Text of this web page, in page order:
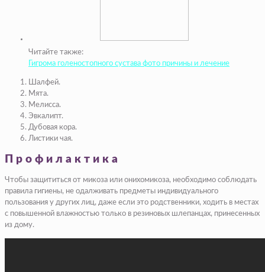
Читайте также:
Гигрома голеностопного сустава фото причины и лечение
Шалфей.
Мята.
Мелисса.
Эвкалипт.
Дубовая кора.
Листики чая.
Профилактика
Чтобы защититься от микоза или онихомикоза, необходимо соблюдать
правила гигиены, не одалживать предметы индивидуального
пользования у других лиц, даже если это родственники, ходить в местах
с повышенной влажностью только в резиновых шлепанцах, принесенных
из дому.